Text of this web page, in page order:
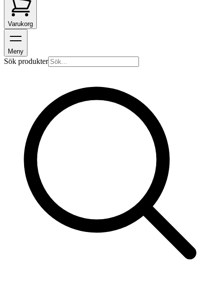
Varukorg
Meny
Sök produkter